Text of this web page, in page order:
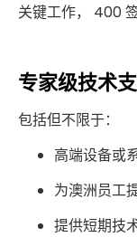
关键工作， 400
专家级技术
包括但不限于：
高端设备或
为澳洲员工
提供短期技